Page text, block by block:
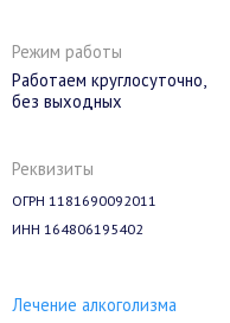
Режим работы
Работаем круглосуточно,
без выходных
Реквизиты
ОГРН 1181690092011
ИНН 164806195402
Лечение алкоголизма